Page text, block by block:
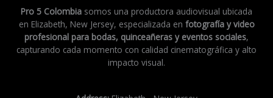
Pro 5 Colombia somos una productora audiovisual ubicada
en Elizabeth, New Jersey, especializada en fotografía y video
profesional para bodas, quinceañeras y eventos sociales,
capturando cada momento con calidad cinematográfica y alto
impacto visual.